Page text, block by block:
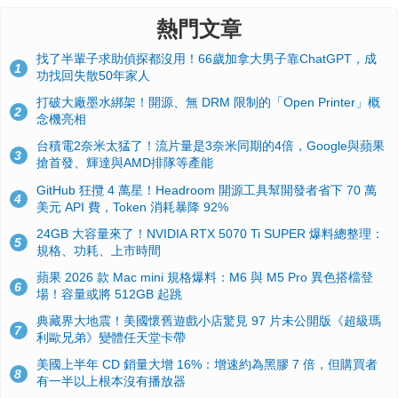
熱門文章
1
找了半輩子求助偵探都沒用！66歲加拿大男子靠ChatGPT，成
功找回失散50年家人
2
打破大廠墨水綁架！開源、無 DRM 限制的「Open Printer」概
念機亮相
3
台積電2奈米太猛了！流片量是3奈米同期的4倍，Google與蘋果
搶首發、輝達與AMD排隊等產能
4
GitHub 狂攬 4 萬星！Headroom 開源工具幫開發者省下 70 萬
美元 API 費，Token 消耗暴降 92%
5
24GB 大容量來了！NVIDIA RTX 5070 Ti SUPER 爆料總整理：
規格、功耗、上市時間
6
蘋果 2026 款 Mac mini 規格爆料：M6 與 M5 Pro 異色搭檔登
場！容量或將 512GB 起跳
7
典藏界大地震！美國懷舊遊戲小店驚見 97 片未公開版《超級瑪
利歐兄弟》變體任天堂卡帶
8
美國上半年 CD 銷量大增 16%：增速約為黑膠 7 倍，但購買者
有一半以上根本沒有播放器